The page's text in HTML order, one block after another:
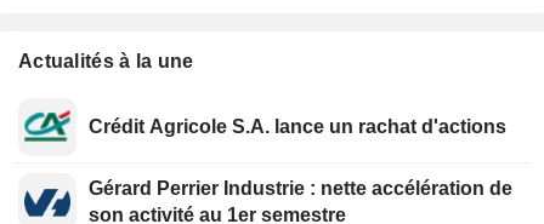
Actualités à la une
Crédit Agricole S.A. lance un rachat d'actions
Gérard Perrier Industrie : nette accélération de
son activité au 1er semestre